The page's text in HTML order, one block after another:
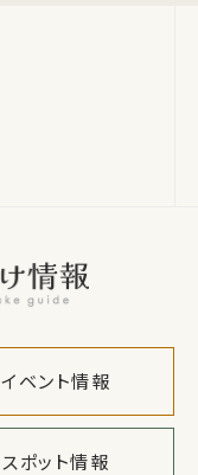
イベント情報
スポット情報